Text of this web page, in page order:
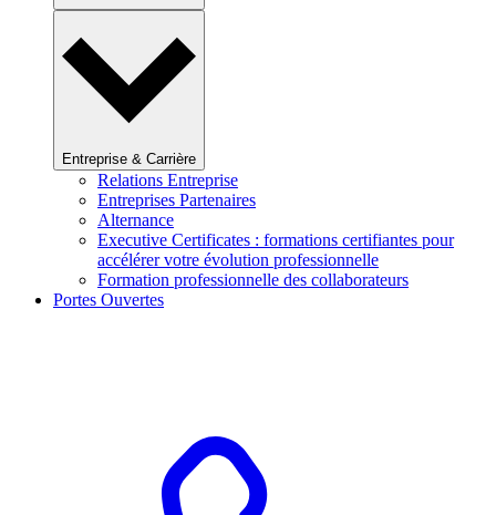
Entreprise & Carrière
Relations Entreprise
Entreprises Partenaires
Alternance
Executive Certificates : formations certifiantes pour
accélérer votre évolution professionnelle
Formation professionnelle des collaborateurs
Portes Ouvertes